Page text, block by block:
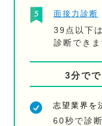
面接力診断
39点以下
診断できま
3分で
志望業界を
60秒で診